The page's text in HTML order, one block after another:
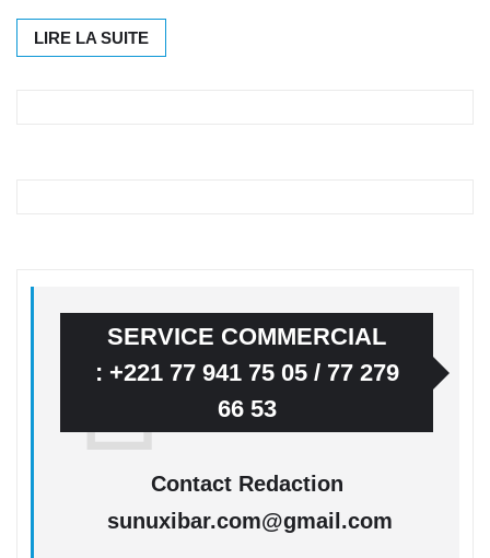
LIRE LA SUITE
SERVICE COMMERCIAL
: +221 77 941 75 05 / 77 279
66 53
Contact Redaction
sunuxibar.com@gmail.com